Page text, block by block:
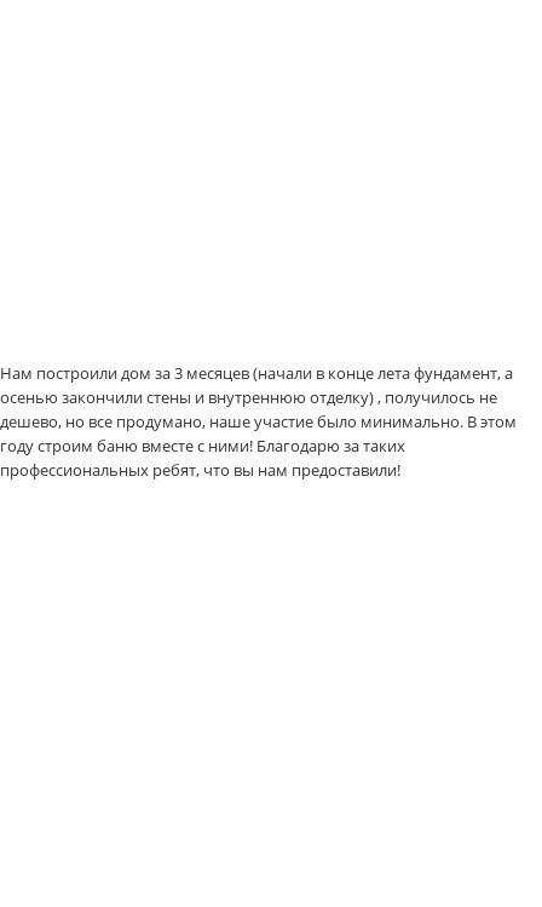
Нам построили дом за 3 месяцев (начали в конце лета фундамент, а
осенью закончили стены и внутреннюю отделку) , получилось не
дешево, но все продумано, наше участие было минимально. В этом
году строим баню вместе с ними! Благодарю за таких
профессиональных ребят, что вы нам предоставили!